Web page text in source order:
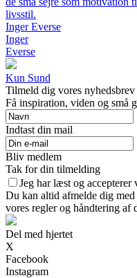
livsstil.
Inger Everse
Inger
Everse
Kun Sund
Tilmeld dig vores nyhedsbrev
Få inspiration, viden og små
Indtast din mail
Bliv medlem
Tak for din tilmelding
Jeg har læst og accepterer
Du kan altid afmelde dig
vores regler og håndtering af
Del med hjertet
X
Facebook
Instagram